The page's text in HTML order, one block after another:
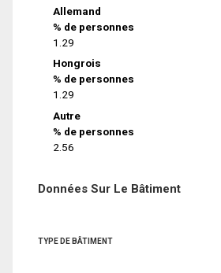
Allemand
% de personnes
1.29
Hongrois
% de personnes
1.29
Autre
% de personnes
2.56
Données Sur Le Bâtiment
TYPE DE BÂTIMENT